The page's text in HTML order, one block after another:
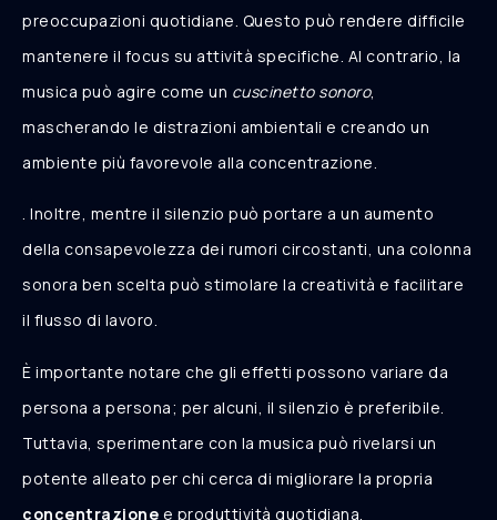
preoccupazioni quotidiane. Questo può rendere difficile
mantenere il focus su attività specifiche. Al contrario, la
musica può agire come un cuscinetto sonoro,
mascherando le distrazioni ambientali e creando un
ambiente più favorevole alla concentrazione.
. Inoltre, mentre il silenzio può portare a un aumento
della consapevolezza dei rumori circostanti, una colonna
sonora ben scelta può stimolare la creatività e facilitare
il flusso di lavoro.
È importante notare che gli effetti possono variare da
persona a persona; per alcuni, il silenzio è preferibile.
Tuttavia, sperimentare con la musica può rivelarsi un
potente alleato per chi cerca di migliorare la propria
concentrazione e produttività quotidiana.